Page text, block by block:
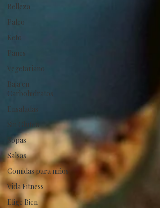
Belleza
Paleo
Keto
Panes
Vegetariano
Baja en
Carbohidratos
Ensaladas
Sin Gluten
Sopas
Salsas
Comidas para niños
Vida Fitness
Elige Bien